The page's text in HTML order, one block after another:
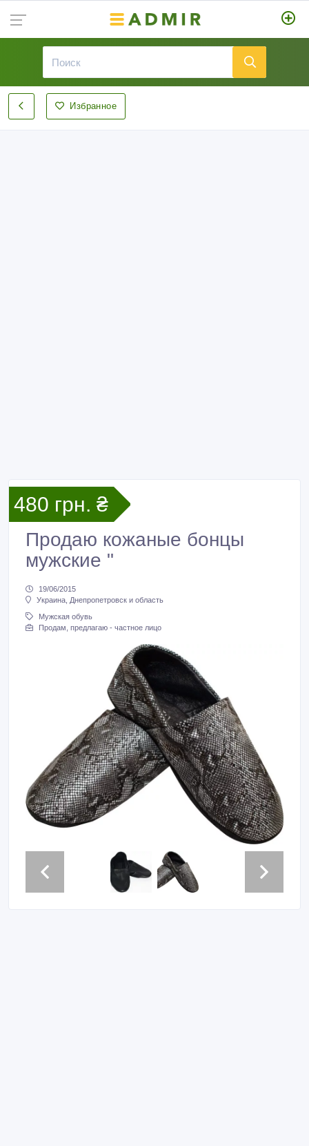
Избранное
480 грн. ₴
Продаю кожаные бонцы
мужские "
19/06/2015
Украина, Днепропетровск и область
Мужская обувь
Продам, предлагаю - частное лицо